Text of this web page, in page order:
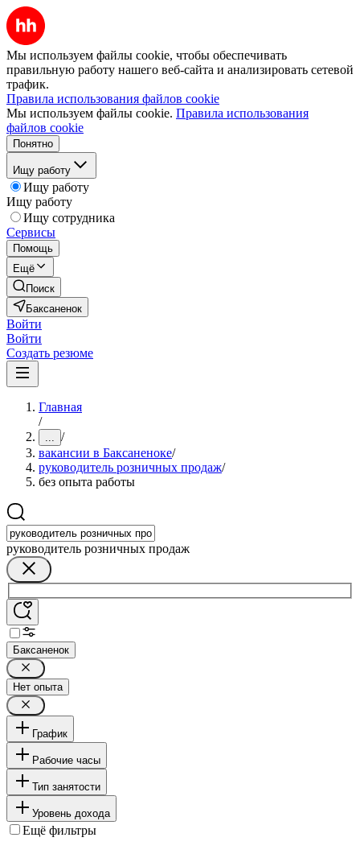
Мы используем файлы cookie, чтобы обеспечивать
правильную работу нашего веб-сайта и анализировать сетевой
трафик.
Правила использования файлов cookie
Мы используем файлы cookie. Правила использования
файлов cookie
Понятно
Ищу работу
Ищу работу
Ищу работу
Ищу сотрудника
Сервисы
Помощь
Ещё
Поиск
Баксаненок
Войти
Войти
Создать резюме
Главная
/
... /
вакансии в Баксаненоке/
руководитель розничных продаж/
без опыта работы
руководитель розничных продаж
Баксаненок
Нет опыта
График
Рабочие часы
Тип занятости
Уровень дохода
Ещё фильтры